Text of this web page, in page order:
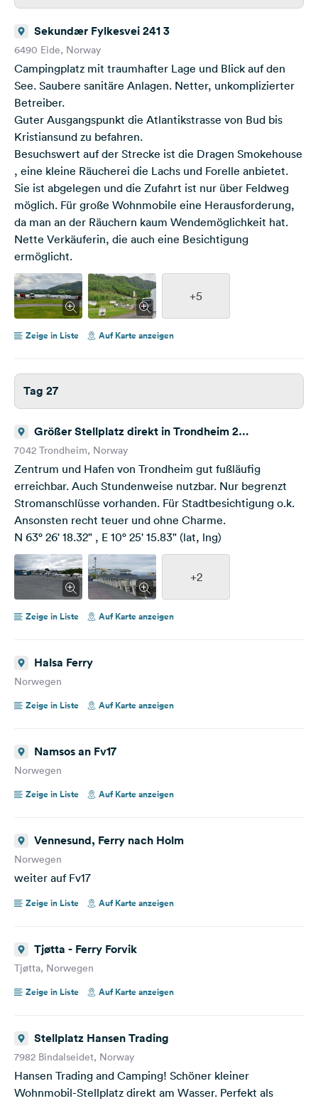
Sekundær Fylkesvei 241 3
6490 Eide, Norway
Campingplatz mit traumhafter Lage und Blick auf den
See. Saubere sanitäre Anlagen. Netter, unkomplizierter
Betreiber.
Guter Ausgangspunkt die Atlantikstrasse von Bud bis
Kristiansund zu befahren.
Besuchswert auf der Strecke ist die Dragen Smokehouse
, eine kleine Räucherei die Lachs und Forelle anbietet.
Sie ist abgelegen und die Zufahrt ist nur über Feldweg
möglich. Für große Wohnmobile eine Herausforderung,
da man an der Räuchern kaum Wendemöglichkeit hat.
Nette Verkäuferin, die auch eine Besichtigung
ermöglicht.
+5
Zeige in Liste Auf Karte anzeigen
Tag 27
Größer Stellplatz direkt in Trondheim 2
Maskinistgata 7042 Trondheim Norway,N 63° 26'
18.32" , E 10° 25' 15.83" (lat, lng)
7042 Trondheim, Norway
Zentrum und Hafen von Trondheim gut fußläufig
erreichbar. Auch Stundenweise nutzbar. Nur begrenzt
Stromanschlüsse vorhanden. Für Stadtbesichtigung o.k.
Ansonsten recht teuer und ohne Charme.
N 63° 26' 18.32" , E 10° 25' 15.83" (lat, lng)
+2
Zeige in Liste Auf Karte anzeigen
Halsa Ferry
Norwegen
Zeige in Liste
Auf Karte anzeigen
Namsos an Fv17
Norwegen
Zeige in Liste
Auf Karte anzeigen
Vennesund, Ferry nach Holm
Norwegen
weiter auf Fv17
Zeige in Liste Auf Karte anzeigen
Tjøtta - Ferry Forvik
Tjøtta, Norwegen
Zeige in Liste
Auf Karte anzeigen
Stellplatz Hansen Trading
7982 Bindalseidet, Norway
Hansen Trading and Camping! Schöner kleiner
Wohnmobil-Stellplatz direkt am Wasser. Perfekt als